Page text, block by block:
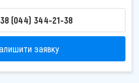
(044) 344-21-38
заявку